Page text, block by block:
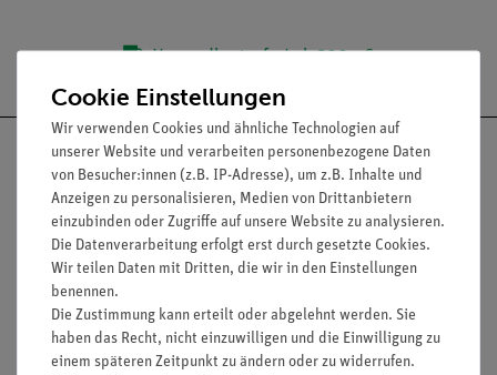
Versandkostenfrei ab 300,- €
Nach oben
Informationen Service
Cookie Einstellungen
Wir verwenden Cookies und ähnliche Technologien auf
unserer Website und verarbeiten personenbezogene Daten
von Besucher:innen (z.B. IP-Adresse), um z.B. Inhalte und
Anzeigen zu personalisieren, Medien von Drittanbietern
einzubinden oder Zugriffe auf unsere Website zu analysieren.
Die Datenverarbeitung erfolgt erst durch gesetzte Cookies.
Wir teilen Daten mit Dritten, die wir in den Einstellungen
benennen.
Die Zustimmung kann erteilt oder abgelehnt werden. Sie
haben das Recht, nicht einzuwilligen und die Einwilligung zu
einem späteren Zeitpunkt zu ändern oder zu widerrufen.